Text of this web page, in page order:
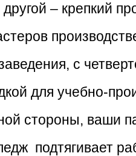
другой – крепкий
с
для учебно-
стороны, ваши
подтягивает